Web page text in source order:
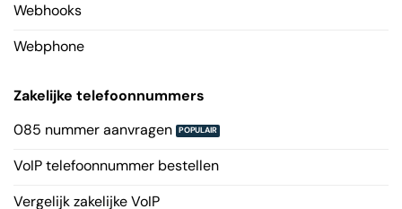
Webhooks
Webphone
Zakelijke telefoonnummers
085 nummer aanvragen
VoIP telefoonnummer bestellen
Vergelijk zakelijke VoIP